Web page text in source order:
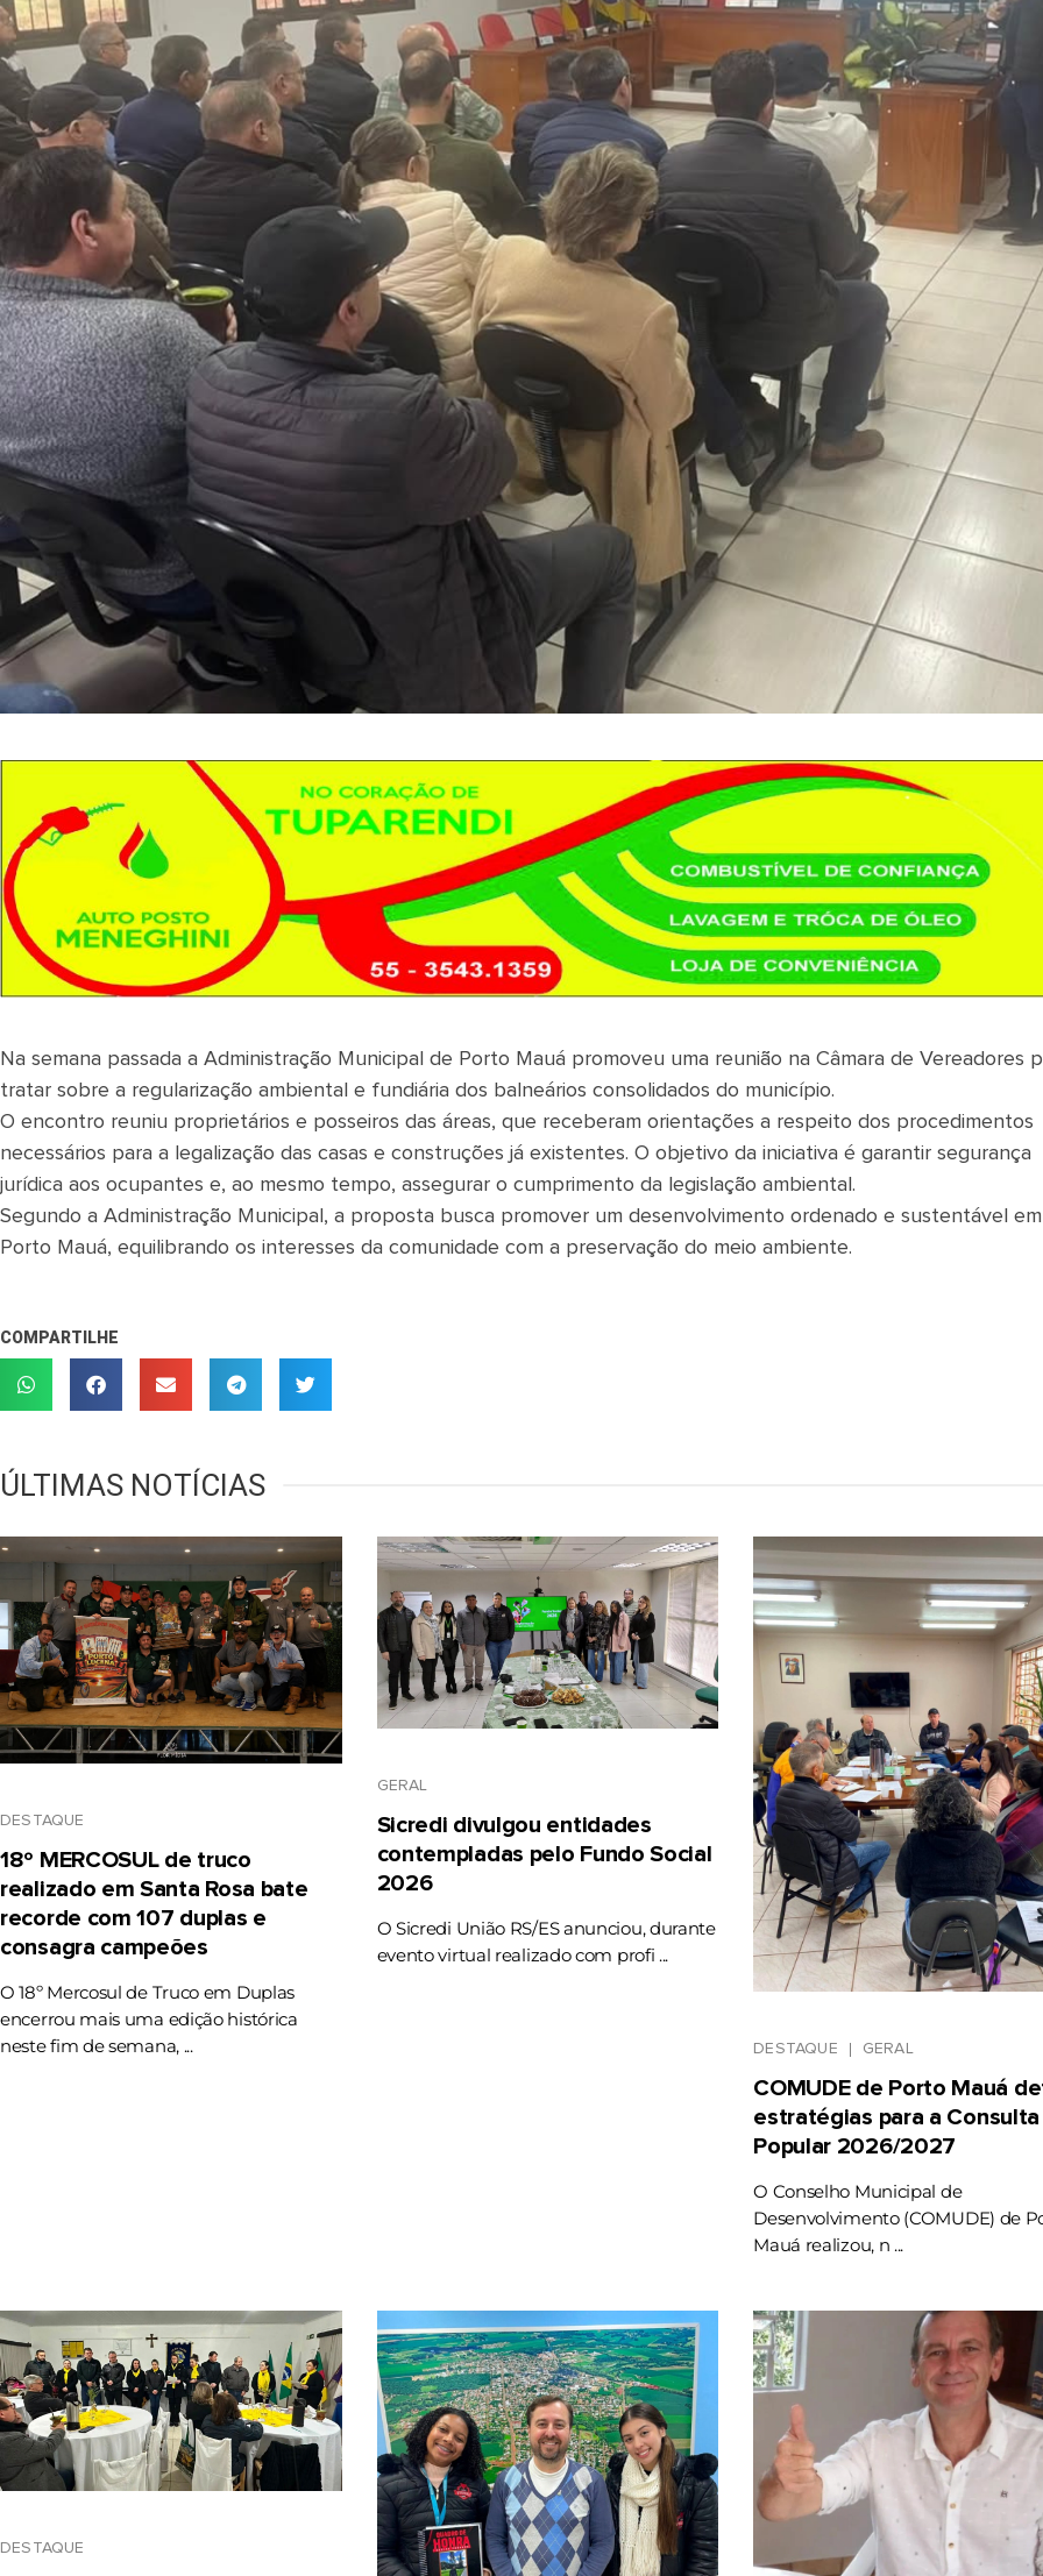
Na semana passada a Administração Municipal de Porto Mauá promoveu uma reunião na Câmara de Vereadores
tratar sobre a regularização ambiental e fundiária dos balneários consolidados do município.
O encontro reuniu proprietários e posseiros das áreas, que receberam orientações a respeito dos procedimentos
necessários para a legalização das casas e construções já existentes. O objetivo da iniciativa é garantir segurança
jurídica aos ocupantes e, ao mesmo tempo, assegurar o cumprimento da legislação ambiental.
Segundo a Administração Municipal, a proposta busca promover um desenvolvimento ordenado e sustentável em
Porto Mauá, equilibrando os interesses da comunidade com a preservação do meio ambiente.
COMPARTILHE
ÚLTIMAS NOTÍCIAS
DESTAQUE
18º MERCOSUL de truco
realizado em Santa Rosa bate
recorde com 107 duplas e
consagra campeões
O 18º Mercosul de Truco em Duplas
encerrou mais uma edição histórica
neste fim de semana, ...
GERAL
Sicredi divulgou entidades
contempladas pelo Fundo Social
2026
O Sicredi União RS/ES anunciou, durante
evento virtual realizado com profi ...
DESTAQUE GERAL
COMUDE de Porto Mauá
estratégias para a Consulta
Popular 2026/2027
O Conselho Municipal de
Desenvolvimento (COMUDE) de
Mauá realizou, n ...
DESTAQUE